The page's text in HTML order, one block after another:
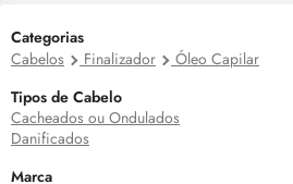
Categorias
Cabelos
Finalizador
Óleo Capilar
Tipos de Cabelo
Cacheados ou Ondulados
Danificados
Marca